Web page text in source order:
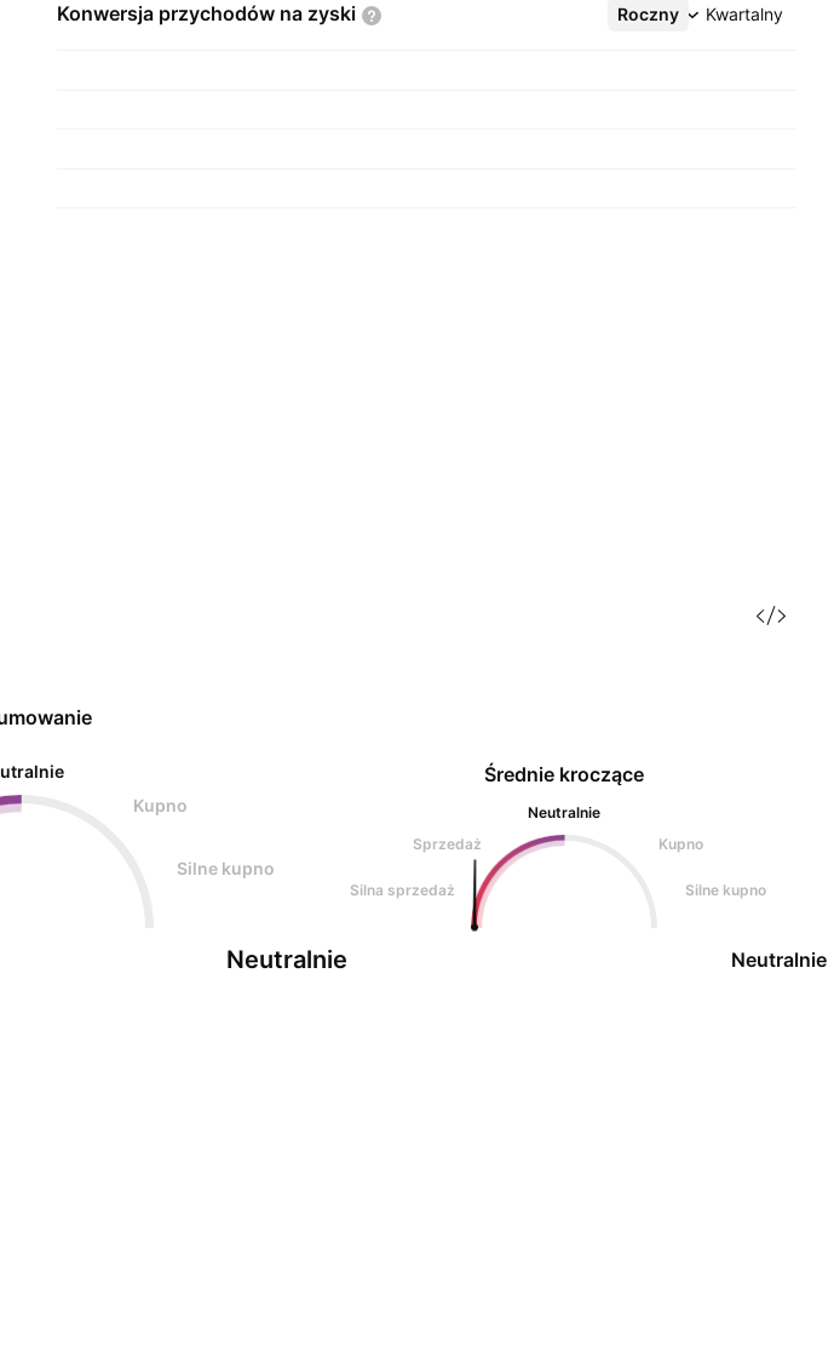
Konwersja przychodów na zyski Roczny Kwartalny
Więcej
Kupno
Silne kupno
Neutralnie
Średnie kroczące
Neutralnie
Sprzedaż
Kupno
Silna sprzedaż Silne kupno
Neutralnie